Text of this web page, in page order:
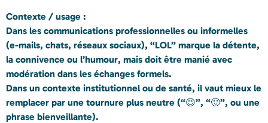
Contexte / usage :
Dans les communications professionnelles ou informelles
(e-mails, chats, réseaux sociaux), “LOL” marque la détente,
la connivence ou l’humour, mais doit être manié avec
modération dans les échanges formels.
Dans un contexte institutionnel ou de santé, il vaut mieux le
remplacer par une tournure plus neutre (“😉”, “🙂”, ou une
phrase bienveillante).